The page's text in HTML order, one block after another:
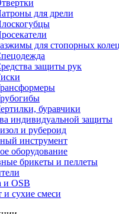
для дрели
для стопорных колец
защиты рук
буравчики
индивидуальной защиты
и рубероид
инструмент
оборудование
брикеты и пеллеты
и OSB
и сухие смеси